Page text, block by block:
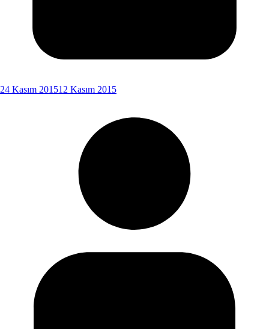
24 Kasım 201512 Kasım 2015